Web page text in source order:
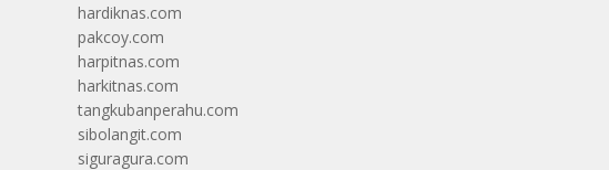
hardiknas.com
pakcoy.com
harpitnas.com
harkitnas.com
tangkubanperahu.com
sibolangit.com
siguragura.com